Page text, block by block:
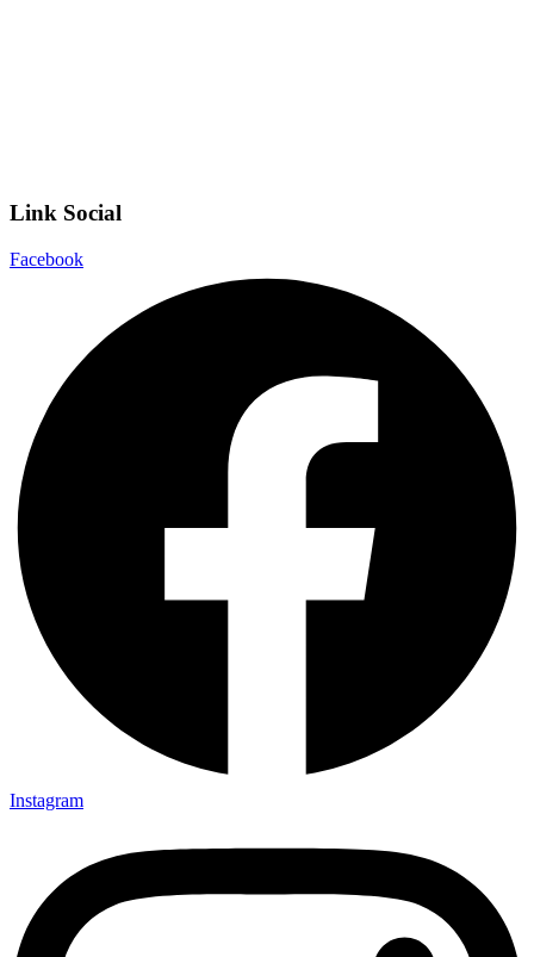
Link Social
Facebook
Instagram